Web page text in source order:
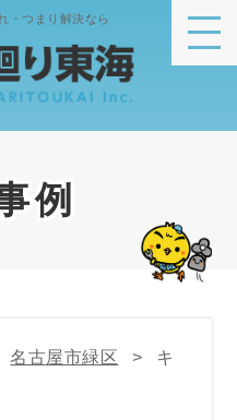
・つまり解決なら
例
名古屋市緑区
キ